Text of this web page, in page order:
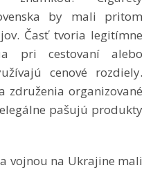
by mali pritom
Časť tvoria legitímne
pri cestovaní alebo
cenové rozdiely.
združenia organizované
pašujú produkty
na Ukrajine mali